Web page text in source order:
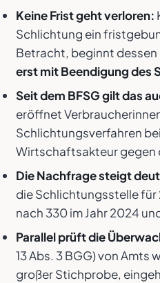
Keine Frist geht verloren:
Schlichtung ein
Betracht, beginnt dessen
erst mit Beendigung des
Seit dem BFSG gilt das
eröffnet
Schlichtungsverfahren
Wirtschaftsakteur gegen
Die Nachfrage steigt
die Schlichtungsstelle für
nach 330 im Jahr 2024
Parallel prüft die
13 Abs. 3 BGG) von Amts
großer Stichprobe,